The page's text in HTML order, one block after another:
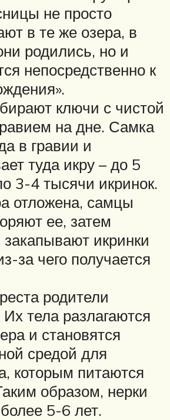
не просто
в те же озера, в
родились, но и
непосредственно к
ключи с чистой
на дне. Самка
в гравии и
туда икру – до 5
3-4 тысячи икринок.
отложена, самцы
ее, затем
икринки
за чего получается
родители
тела разлагаются
и становятся
средой для
которым питаются
образом, нерки
5-6 лет.